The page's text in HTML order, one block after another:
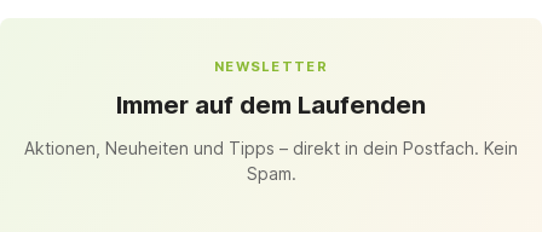
NEWSLETTER
Immer auf dem Laufenden
Aktionen, Neuheiten und Tipps – direkt in dein Postfach. Kein
Spam.